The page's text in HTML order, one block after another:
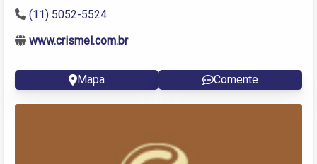
(11) 5052-5524
www.crismel.com.br
Mapa Comente